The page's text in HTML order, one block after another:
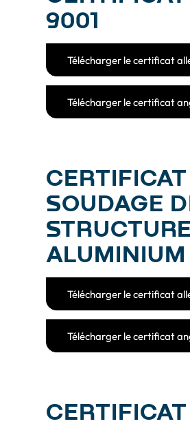
9001
Télécharger le certificat
Télécharger le certificat
SOUDAGE
ALUMINIUM
Télécharger le certificat
Télécharger le certificat